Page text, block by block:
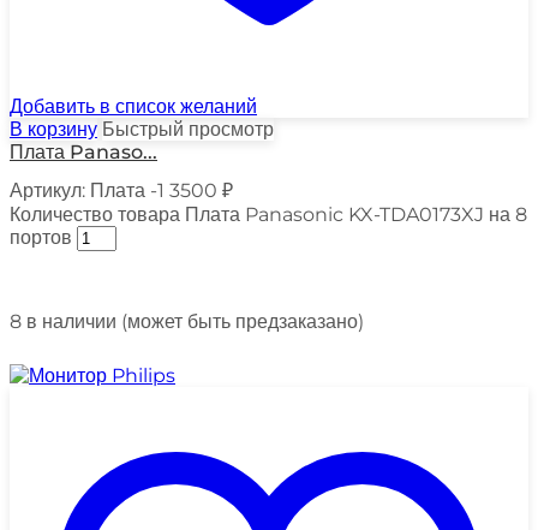
Добавить в список желаний
В корзину Быстрый просмотр
Плата Panaso...
Артикул: Плата -1 3500 ₽
Количество товара Плата Panasonic KX-TDA0173XJ на 8
портов
8 в наличии (может быть предзаказано)